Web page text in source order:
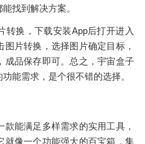
找到解决方案。
转换，下载安装App后打开进入
片转换，选择图片确定目标，
成品保存即可。总之，宇宙盒子
能需求，是个很不错的选择。
能满足多样需求的实用工具，
就像一个功能强大的百宝箱，集